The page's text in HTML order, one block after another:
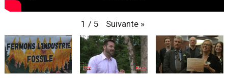
1 / 5 Suivante »